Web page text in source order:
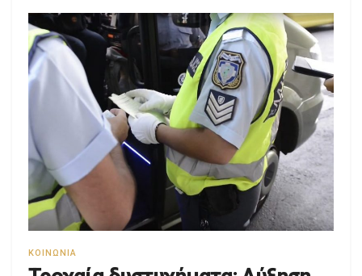
ΚΟΙΝΩΝΊΑ
Τροχαία δυστυχήματα: Αύξηση
5,7% σημείωσαν τον Φεβρουάριο